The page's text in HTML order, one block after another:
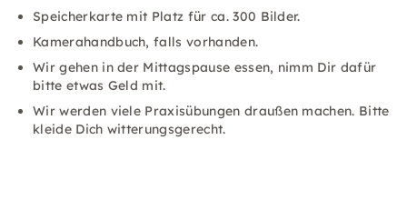
Speicherkarte mit Platz für ca. 300 Bilder.
Kamerahandbuch, falls vorhanden.
Wir gehen in der Mittagspause essen, nimm Dir dafür
bitte etwas Geld mit.
Wir werden viele Praxisübungen draußen machen. Bitte
kleide Dich witterungsgerecht.